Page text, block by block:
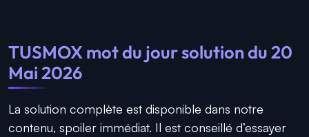
TUSMOX mot du jour solution du 20
Mai 2026
La solution complète est disponible dans notre
contenu, spoiler immédiat. Il est conseillé d’essayer